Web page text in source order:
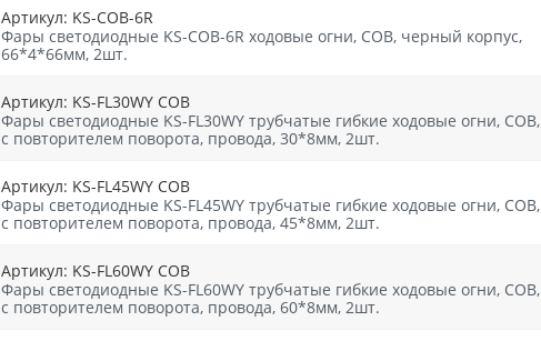
Артикул: KS-COB-6R
Фары светодиодные KS-COB-6R ходовые огни, СOB, черный корпус,
66*4*66мм, 2шт.
Артикул: KS-FL30WY СОВ
Фары светодиодные KS-FL30WY трубчатые гибкие ходовые огни, СОВ,
с повторителем поворота, провода, 30*8мм, 2шт.
Артикул: KS-FL45WY СОВ
Фары светодиодные KS-FL45WY трубчатые гибкие ходовые огни, СОВ,
с повторителем поворота, провода, 45*8мм, 2шт.
Артикул: KS-FL60WY СОВ
Фары светодиодные KS-FL60WY трубчатые гибкие ходовые огни, СОВ,
с повторителем поворота, провода, 60*8мм, 2шт.